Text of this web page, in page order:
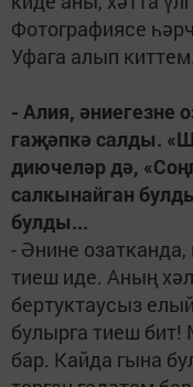
Фотографиясе
Уфага алып
- Алия, әниегезне
гаҗәпкә салды.
диючеләр дә,
салкынайган
булды...
- Әнине озатканда,
тиеш иде. Аның
бертуктаусыз
булырга тиеш
бар. Кайда гына